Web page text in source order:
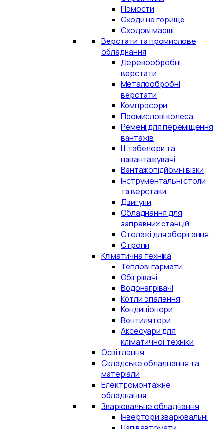
Помости
Сходи на горище
Сходові марші
Верстати та промислове
обладнання
Деревообробні
верстати
Металообробні
верстати
Компресори
Промислові колеса
Ремені для переміщення
вантажів
Штабелери та
навантажувачі
Вантажопідйомні візки
Інструментальні столи
та верстаки
Двигуни
Обладнання для
заправних станцій
Стелажі для зберігання
Стропи
Кліматична техніка
Теплові гармати
Обігрівачі
Водонагрівачі
Котли опалення
Кондиціонери
Вентилятори
Аксесуари для
кліматичної техніки
Освітлення
Складське обладнання та
матеріали
Електромонтажне
обладнання
Зварювальне обладнання
Інвертори зварювальні